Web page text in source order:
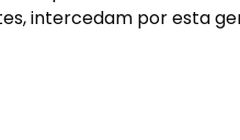
intercedam por esta